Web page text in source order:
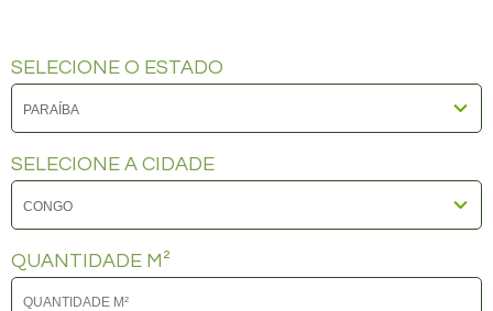
SELECIONE O ESTADO
SELECIONE A CIDADE
QUANTIDADE M²